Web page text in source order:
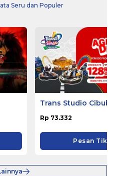
Seru dan Populer
Trans Studio
Rp 73.332
Pesan Tiket